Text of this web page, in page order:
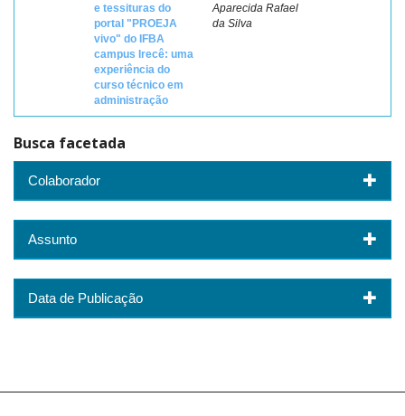
e tessituras do
portal "PROEJA
vivo" do IFBA
campus Irecê: uma
experiência do
curso técnico em
administração
Aparecida Rafael
da Silva
Busca facetada
Colaborador
Assunto
Data de Publicação